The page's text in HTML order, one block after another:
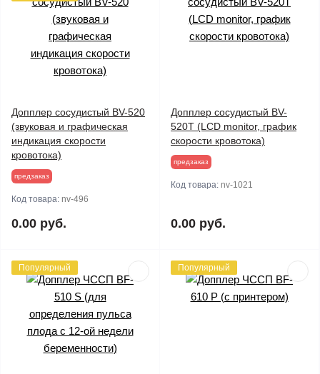
Допплер сосудистый BV-520
(звуковая и графическая
индикация скорости
кровотока)
предзаказ
Код товара: nv-496
0.00 руб.
Допплер сосудистый BV-
520Т (LCD monitor, график
скорости кровотока)
предзаказ
Код товара: nv-1021
0.00 руб.
Популярный Популярный